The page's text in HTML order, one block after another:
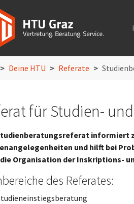
Deine HTU Referate
für Studien-
informiert
und hilft bei
Organisation der Inskriptions-
des Referates: